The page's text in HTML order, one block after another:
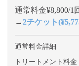
通常料金¥8,800/1
→2チケット
通常料金詳細
トリートメント料